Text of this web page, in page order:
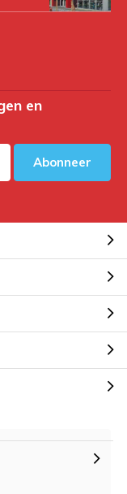
en
Abonneer